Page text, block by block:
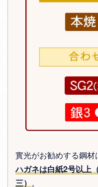
實光がお勧めする鋼材
ハガネは白紙2号以上
三） 。